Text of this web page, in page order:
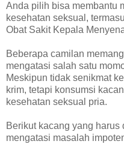
Anda pilih bisa membantu
kesehatan seksual,
Obat Sakit Kepala
Beberapa camilan
mengatasi salah satu
Meskipun tidak senikmat
krim, tetapi konsumsi
kesehatan seksual pria.
Berikut kacang yang
mengatasi masalah